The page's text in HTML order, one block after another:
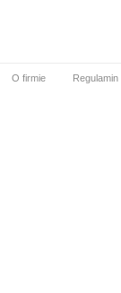
O firmie Regulamin